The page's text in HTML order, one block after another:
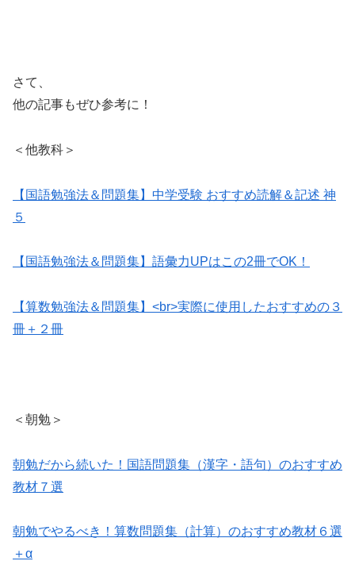
さて、
他の記事もぜひ参考に！
＜他教科＞
【国語勉強法＆問題集】中学受験 おすすめ読解＆記述 神
５
【国語勉強法＆問題集】語彙力UPはこの2冊でOK！
【算数勉強法＆問題集】<br>実際に使用したおすすめの３
冊＋２冊
＜朝勉＞
朝勉だから続いた！国語問題集（漢字・語句）のおすすめ
教材７選
朝勉でやるべき！算数問題集（計算）のおすすめ教材６選
＋α